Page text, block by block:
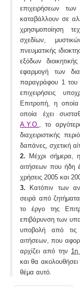
επιχειρήσεων
καταβάλλουν σε
χρησιμοποίηση
σχεδίων,
πνευματικής
εξόδων
εφαρμογή των
παραγράφου 1 του
επιχειρήσεις
Επιτροπή, η
οποία έχει
Α.Υ.Ο.
, το
διαχειριστικής
δαπάνες, σχετική
2. Μέχρι σήμερα,
αιτήσεων που ήδη
χρήσεις 2005 και
3. Κατόπιν των
σειρά από
το έργο της
επιβάρυνση των
υποβολή από τις
αιτήσεων, που
αρχίζει από την 1η
και θα ακολουθήσει
θέμα αυτό.